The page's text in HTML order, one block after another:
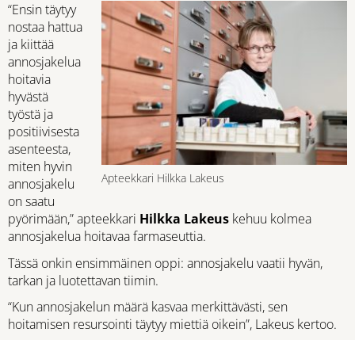
Apteekkari Hilkka Lakeus
“Ensin täytyy
nostaa hattua
ja kiittää
annosjakelua
hoitavia
hyvästä
työstä ja
positiivisesta
asenteesta,
miten hyvin
annosjakelu
on saatu
pyörimään,” apteekkari Hilkka Lakeus kehuu kolmea
annosjakelua hoitavaa farmaseuttia.
Tässä onkin ensimmäinen oppi: annosjakelu vaatii hyvän,
tarkan ja luotettavan tiimin.
“Kun annosjakelun määrä kasvaa merkittävästi, sen
hoitamisen resursointi täytyy miettiä oikein”, Lakeus kertoo.